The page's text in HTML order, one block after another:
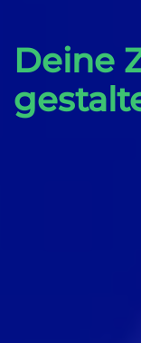
Deine